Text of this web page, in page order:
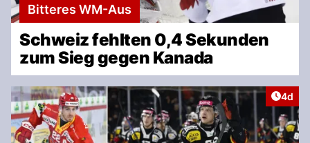
Bitteres WM-Aus
Schweiz fehlten 0,4 Sekunden
zum Sieg gegen Kanada
4d